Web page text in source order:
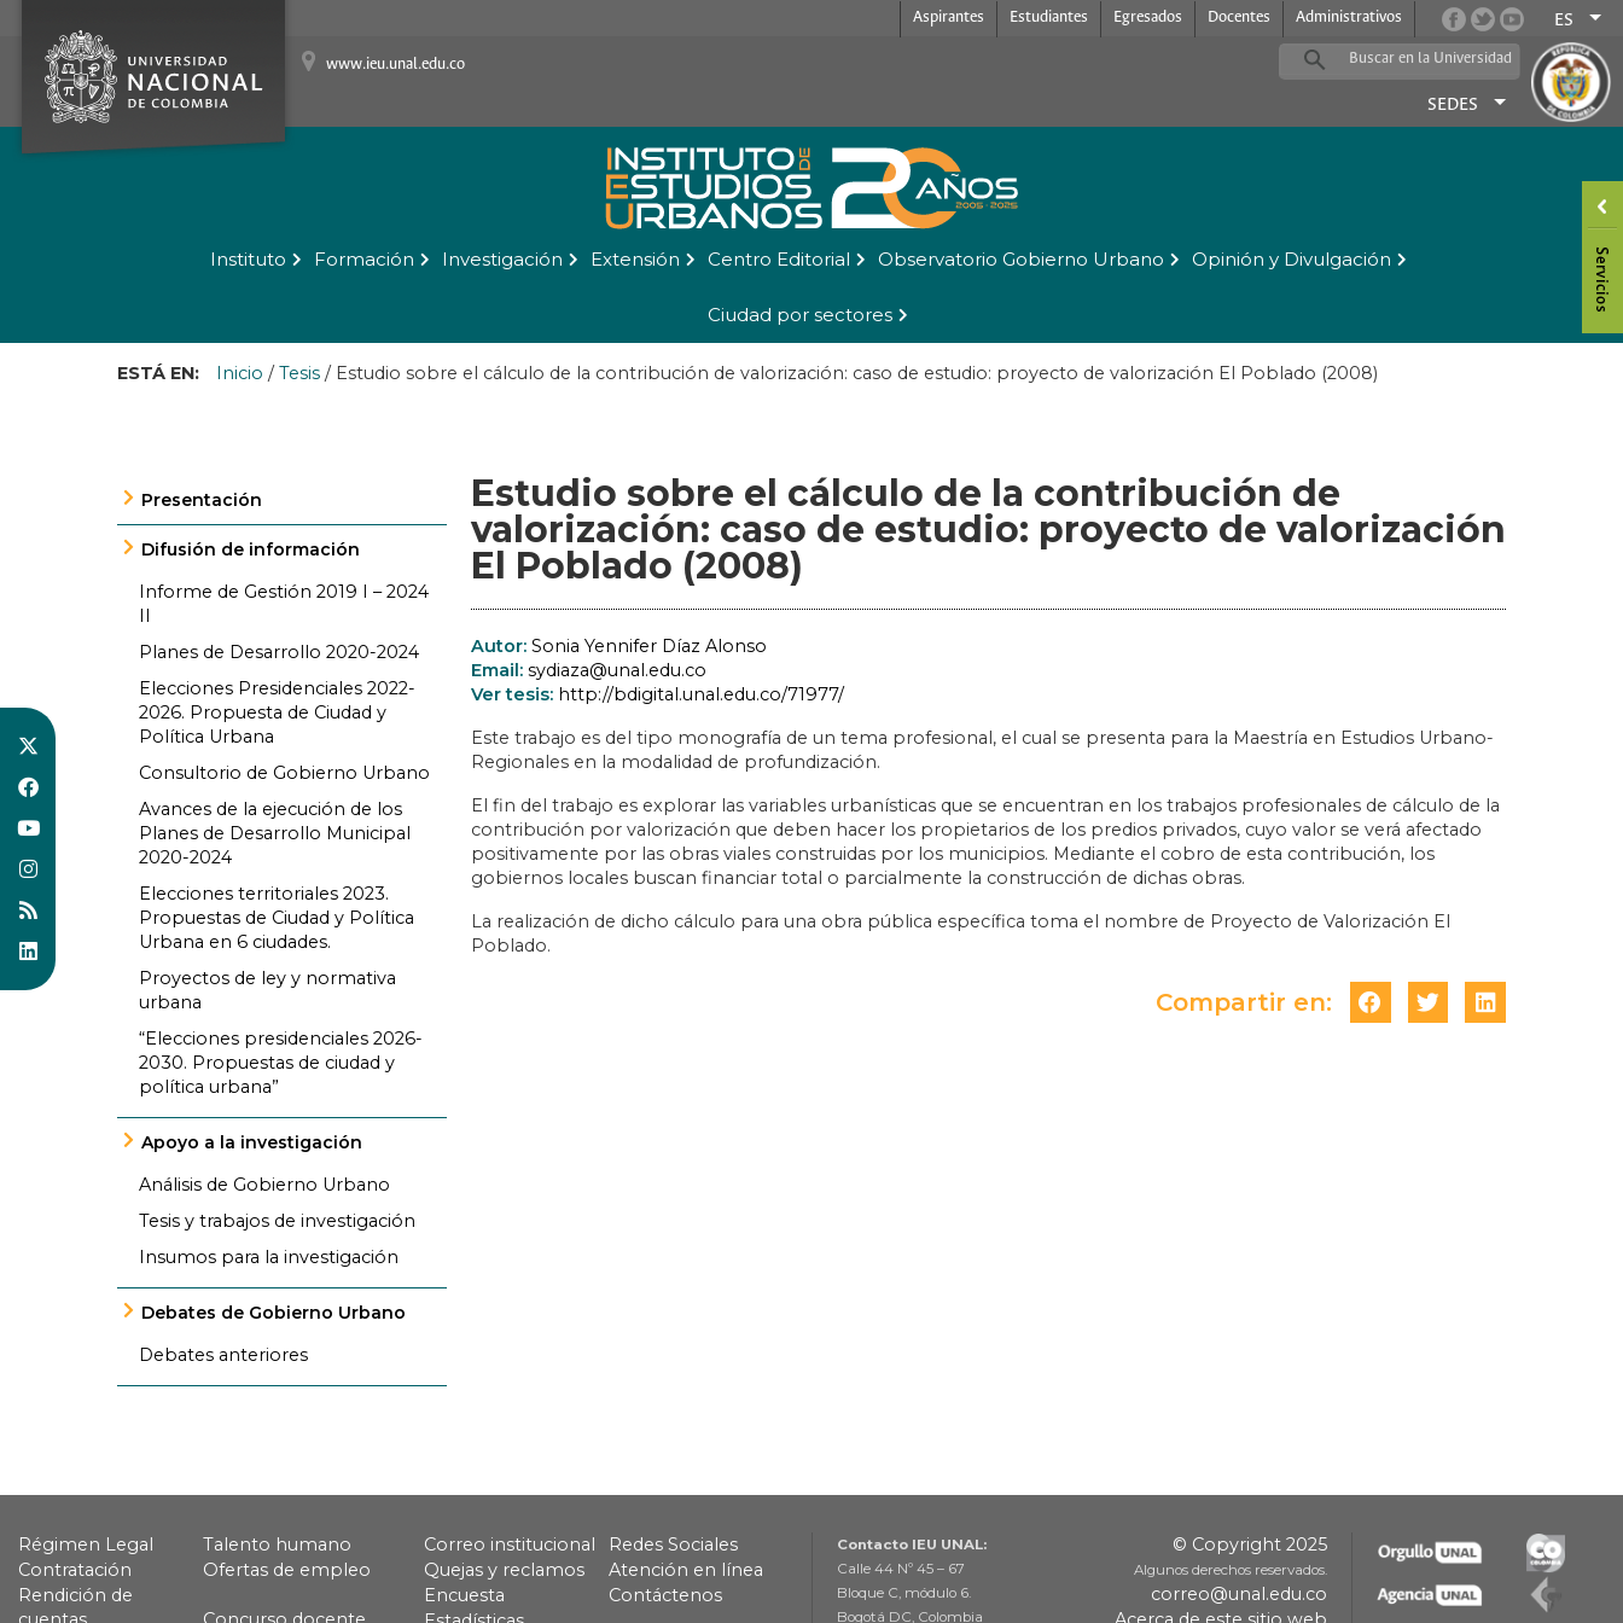
Aspirantes Estudiantes Egresados Docentes Administrativos ES
www.ieu.unal.edu.co
SEDES
Instituto Formación Investigación Extensión Centro Editorial Observatorio Gobierno Urbano Opinión y Divulgación
Ciudad por sectores
ESTÁ EN: Inicio /Tesis / Estudio sobre el cálculo de la contribución de valorización: caso de estudio: proyecto de valorización El Poblado (2008)
Presentación
Difusión de información
Informe de Gestión 2019 I – 2024
II
Planes de Desarrollo 2020-2024
Elecciones Presidenciales 2022-
2026. Propuesta de Ciudad y
Política Urbana
Consultorio de Gobierno Urbano
Avances de la ejecución de los
Planes de Desarrollo Municipal
2020-2024
Elecciones territoriales 2023.
Propuestas de Ciudad y Política
Urbana en 6 ciudades.
Proyectos de ley y normativa
urbana
“Elecciones presidenciales 2026-
2030. Propuestas de ciudad y
política urbana”
Apoyo a la investigación
Análisis de Gobierno Urbano
Tesis y trabajos de investigación
Insumos para la investigación
Debates de Gobierno Urbano
Debates anteriores
Estudio sobre el cálculo de la contribución de
valorización: caso de estudio: proyecto de valorización
El Poblado (2008)
Autor: Sonia Yennifer Díaz Alonso
Email: sydiaza@unal.edu.co
Ver tesis: http://bdigital.unal.edu.co/71977/
Este trabajo es del tipo monografía de un tema profesional, el cual se presenta para la Maestría en Estudios Urbano-
Regionales en la modalidad de profundización.
El fin del trabajo es explorar las variables urbanísticas que se encuentran en los trabajos profesionales de cálculo de la
contribución por valorización que deben hacer los propietarios de los predios privados, cuyo valor se verá afectado
positivamente por las obras viales construidas por los municipios. Mediante el cobro de esta contribución, los
gobiernos locales buscan financiar total o parcialmente la construcción de dichas obras.
La realización de dicho cálculo para una obra pública específica toma el nombre de Proyecto de Valorización El
Poblado.
Compartir en:
Régimen Legal
Talento humano
Contratación
Ofertas de empleo
Rendición de
Correo institucional
Redes Sociales
Quejas y reclamos
Atención en línea
Encuesta
Contáctenos
Contacto IEU UNAL:
Calle 44 Nº 45 – 67
Bloque C, módulo 6.
Bogotá DC, Colombia
© Copyright 2025
Algunos derechos reservados.
correo@unal.edu.co